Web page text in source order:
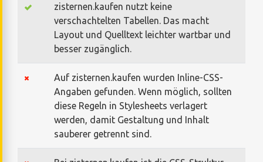
zisternen.kaufen nutzt keine
verschachtelten Tabellen. Das macht
Layout und Quelltext leichter wartbar und
besser zugänglich.
Auf zisternen.kaufen wurden Inline-CSS-
Angaben gefunden. Wenn möglich, sollten
diese Regeln in Stylesheets verlagert
werden, damit Gestaltung und Inhalt
sauberer getrennt sind.